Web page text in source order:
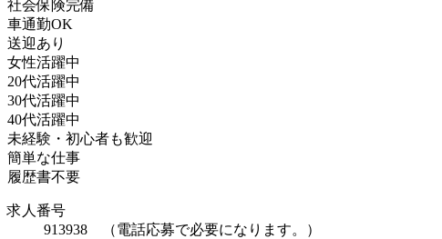
社会保険完備
車通勤OK
送迎あり
女性活躍中
20代活躍中
30代活躍中
40代活躍中
未経験・初心者も歓迎
簡単な仕事
履歴書不要
求人番号
913938 （電話応募で必要になります。）